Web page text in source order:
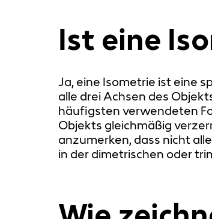
Ist eine
Ja, eine Isometrie ist eine
alle drei Achsen des
häufigsten verwendeten
Objekts gleichmäßig
anzumerken, dass nicht
in der dimetrischen oder